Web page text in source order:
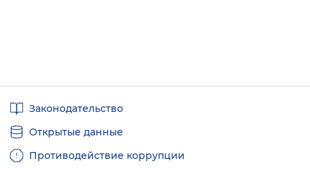
ссылкиЗаконодательство
Открытые данные
Противодействие коррупции